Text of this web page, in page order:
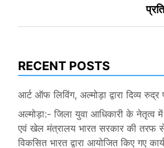
RECENT POSTS
आर्ट ऑफ लिविंग, अल्मोड़ा द्वारा दिव्य
अल्मोड़ा:- जिला युवा आधिकारी के नेतृत्व में
एवं खेल मंत्रालय भारत सरकार की तरफ
विकसित भारत द्वारा आयोजित किए गए